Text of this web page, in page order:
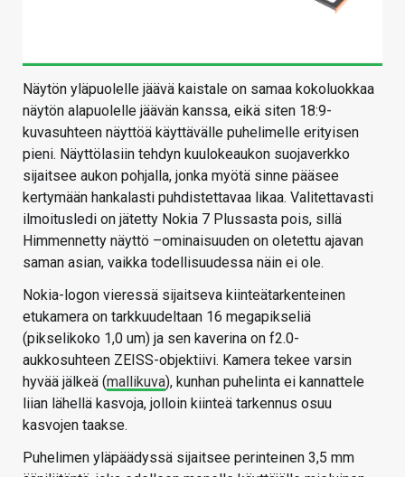
Näytön yläpuolelle jäävä kaistale on samaa kokoluokkaa
näytön alapuolelle jäävän kanssa, eikä siten 18:9-
kuvasuhteen näyttöä käyttävälle puhelimelle erityisen
pieni. Näyttölasiin tehdyn kuulokeaukon suojaverkko
sijaitsee aukon pohjalla, jonka myötä sinne pääsee
kertymään hankalasti puhdistettavaa likaa. Valitettavasti
ilmoitusledi on jätetty Nokia 7 Plussasta pois, sillä
Himmennetty näyttö –ominaisuuden on oletettu ajavan
saman asian, vaikka todellisuudessa näin ei ole.
Nokia-logon vieressä sijaitseva kiinteätarkenteinen
etukamera on tarkkuudeltaan 16 megapikseliä
(pikselikoko 1,0 um) ja sen kaverina on f2.0-
aukkosuhteen ZEISS-objektiivi. Kamera tekee varsin
hyvää jälkeä (mallikuva), kunhan puhelinta ei kannattele
liian lähellä kasvoja, jolloin kiinteä tarkennus osuu
kasvojen taakse.
Puhelimen yläpäädyssä sijaitsee perinteinen 3,5 mm